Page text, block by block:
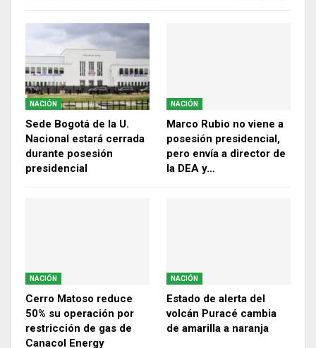
NACIÓN
Sede Bogotá de la U.
Nacional estará cerrada
durante posesión
presidencial
NACIÓN
Marco Rubio no viene a
posesión presidencial,
pero envía a director de
la DEA y…
NACIÓN
Cerro Matoso reduce
50% su operación por
restricción de gas de
Canacol Energy
NACIÓN
Estado de alerta del
volcán Puracé cambia
de amarilla a naranja